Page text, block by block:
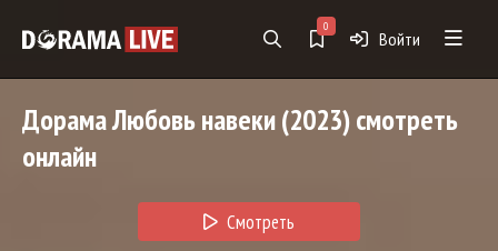
0
Войти
ДорамаЛюбовь навеки(2023) смотреть
онлайн
Смотреть